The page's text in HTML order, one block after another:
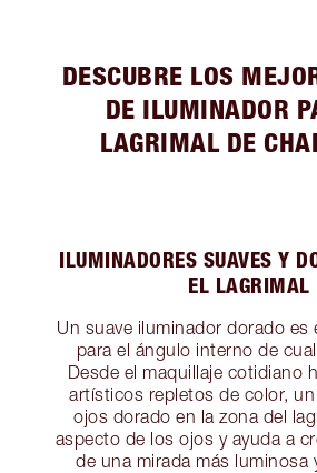
DESCUBRE LOS
DE ILUMINADOR
LAGRIMAL DE
ILUMINADORES SUAVES Y
EL LAGRIMAL
Un suave iluminador dorado es
para el ángulo interno de
Desde el maquillaje cotidiano
artísticos repletos de color,
ojos dorado en la zona del
aspecto de los ojos y ayuda a
de una mirada más luminosa